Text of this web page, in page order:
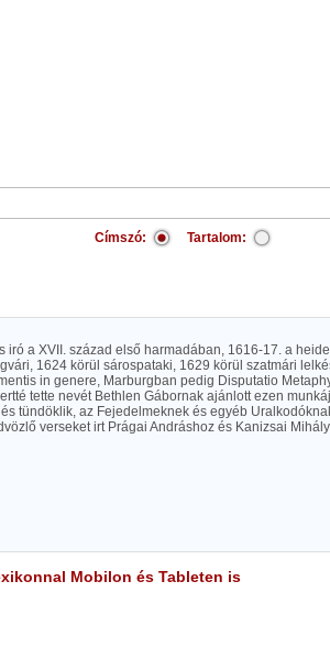
Címszó: Tartalom:
iró a XVII. század első harmadában, 1616-17. a
1624 körül sárospataki, 1629 körül szatmári
in genere, Marburgban pedig Disputatio
tette nevét Bethlen Gábornak ajánlott ezen
tündöklik, az Fejedelmeknek és egyéb
verseket irt Prágai Andráshoz és Kanizsai
Mobilon és Tableten is